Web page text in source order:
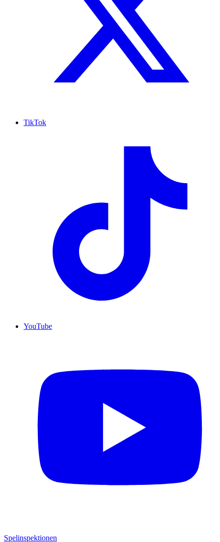
TikTok
YouTube
Spelinspektionen